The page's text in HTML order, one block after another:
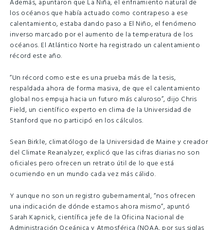
Además, apuntaron que La Niña, el enfriamiento natural de
los océanos que había actuado como contrapeso a ese
calentamiento, estaba dando paso a El Niño, el fenómeno
inverso marcado por el aumento de la temperatura de los
océanos. El Atlántico Norte ha registrado un calentamiento
récord este año.
“Un récord como este es una prueba más de la tesis,
respaldada ahora de forma masiva, de que el calentamiento
global nos empuja hacia un futuro más caluroso”, dijo Chris
Field, un científico experto en clima de la Universidad de
Stanford que no participó en los cálculos.
Sean Birkle, climatólogo de la Universidad de Maine y creador
del Climate Reanalyzer, explicó que las cifras diarias no son
oficiales pero ofrecen un retrato útil de lo que está
ocurriendo en un mundo cada vez más cálido.
Y aunque no son un registro gubernamental, “nos ofrecen
una indicación de dónde estamos ahora mismo”, apuntó
Sarah Kapnick, científica jefe de la Oficina Nacional de